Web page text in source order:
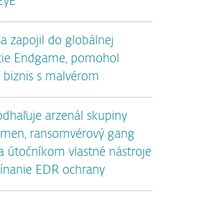
zapojil do globálnej
Endgame, pomohol
biznis s malvérom
arzenál skupiny
ransomvérový gang
útočníkom vlastné nástroje
EDR ochrany